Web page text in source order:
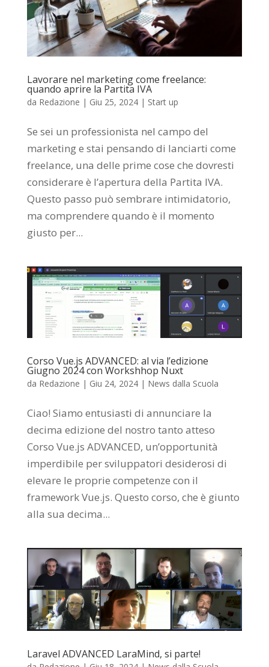
Lavorare nel marketing come freelance:
quando aprire la Partita IVA
da Redazione | Giu 25, 2024| Start up
Se sei un professionista nel campo del
marketing e stai pensando di lanciarti come
freelance, una delle prime cose che dovresti
considerare è l’apertura della Partita IVA.
Questo passo può sembrare intimidatorio,
ma comprendere quando è il momento
giusto per...
Corso Vue.js ADVANCED: al via l’edizione
Giugno 2024 con Workshhop Nuxt
da Redazione | Giu 24, 2024| News dalla Scuola
Ciao! Siamo entusiasti di annunciare la
decima edizione del nostro tanto atteso
Corso Vue.js ADVANCED, un’opportunità
imperdibile per sviluppatori desiderosi di
elevare le proprie competenze con il
framework Vue.js. Questo corso, che è giunto
alla sua decima...
Laravel ADVANCED LaraMind, si parte!